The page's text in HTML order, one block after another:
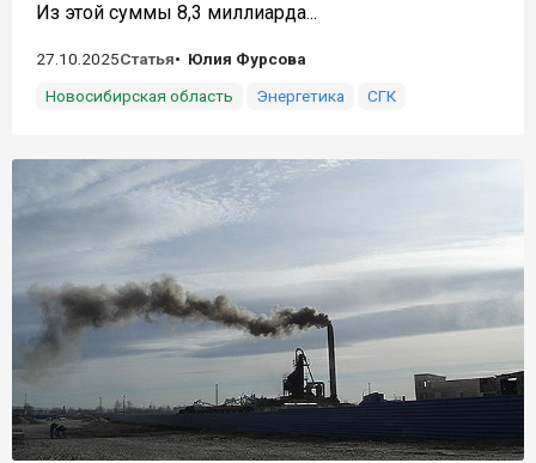
Из этой суммы 8,3 миллиарда...
27.10.2025Статья
Юлия Фурсова
Новосибирская область
Энергетика СГК